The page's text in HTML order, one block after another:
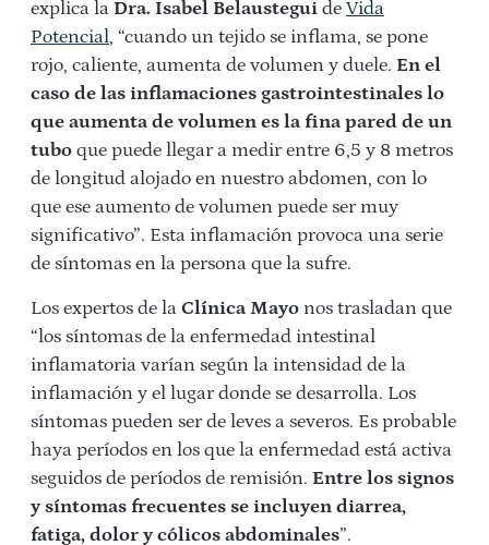
explica la Dra. Isabel Belaustegui de Vida
Potencial, “cuando un tejido se inflama, se pone
rojo, caliente, aumenta de volumen y duele. En el
caso de las inflamaciones gastrointestinales lo
que aumenta de volumen es la fina pared de un
tubo que puede llegar a medir entre 6,5 y 8 metros
de longitud alojado en nuestro abdomen, con lo
que ese aumento de volumen puede ser muy
significativo”. Esta inflamación provoca una serie
de síntomas en la persona que la sufre.
Los expertos de la Clínica Mayo nos trasladan que
“los síntomas de la enfermedad intestinal
inflamatoria varían según la intensidad de la
inflamación y el lugar donde se desarrolla. Los
síntomas pueden ser de leves a severos. Es probable
haya períodos en los que la enfermedad está activa
seguidos de períodos de remisión. Entre los signos
y síntomas frecuentes se incluyen diarrea,
fatiga, dolor y cólicos abdominales”.